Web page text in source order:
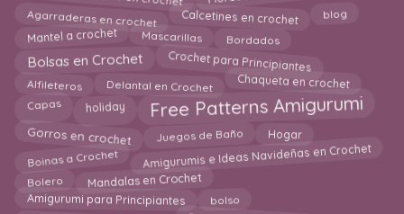
Agarraderas en crochet Calcetines en crochet blog
Mantel a crochet Mascarillas Bordados
Bolsas en Crochet Crochet para Principiantes
Alfileteros Delantal en Crochet Chaqueta en crochet
Capas holiday Free Patterns Amigurumi
Gorros en crochet Juegos de Baño Hogar
Boinas a Crochet Amigurumis e Ideas Navideñas en Crochet
Bolero Mandalas en Crochet
Amigurumi para Principiantes bolso